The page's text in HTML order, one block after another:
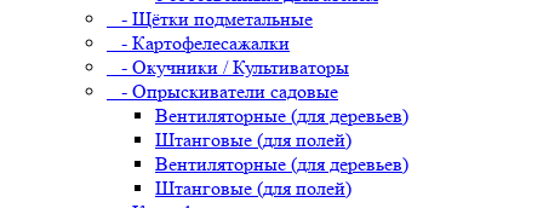
- Щётки подметальные
- Картофелесажалки
- Окучники / Культиваторы
- Опрыскиватели садовые
Вентиляторные (для деревьев)
Штанговые (для полей)
Вентиляторные (для деревьев)
Штанговые (для полей)